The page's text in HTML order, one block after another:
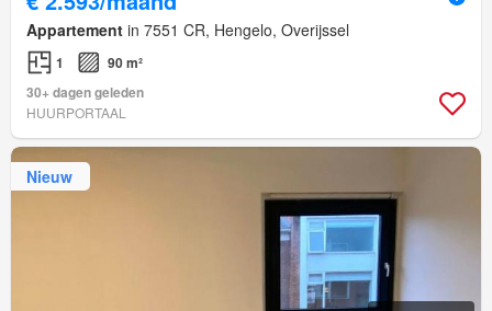
Appartement in 7551 CR, Hengelo, Overijssel
1
90 m²
30+ dagen geleden
HUURPORTAAL
Nieuw